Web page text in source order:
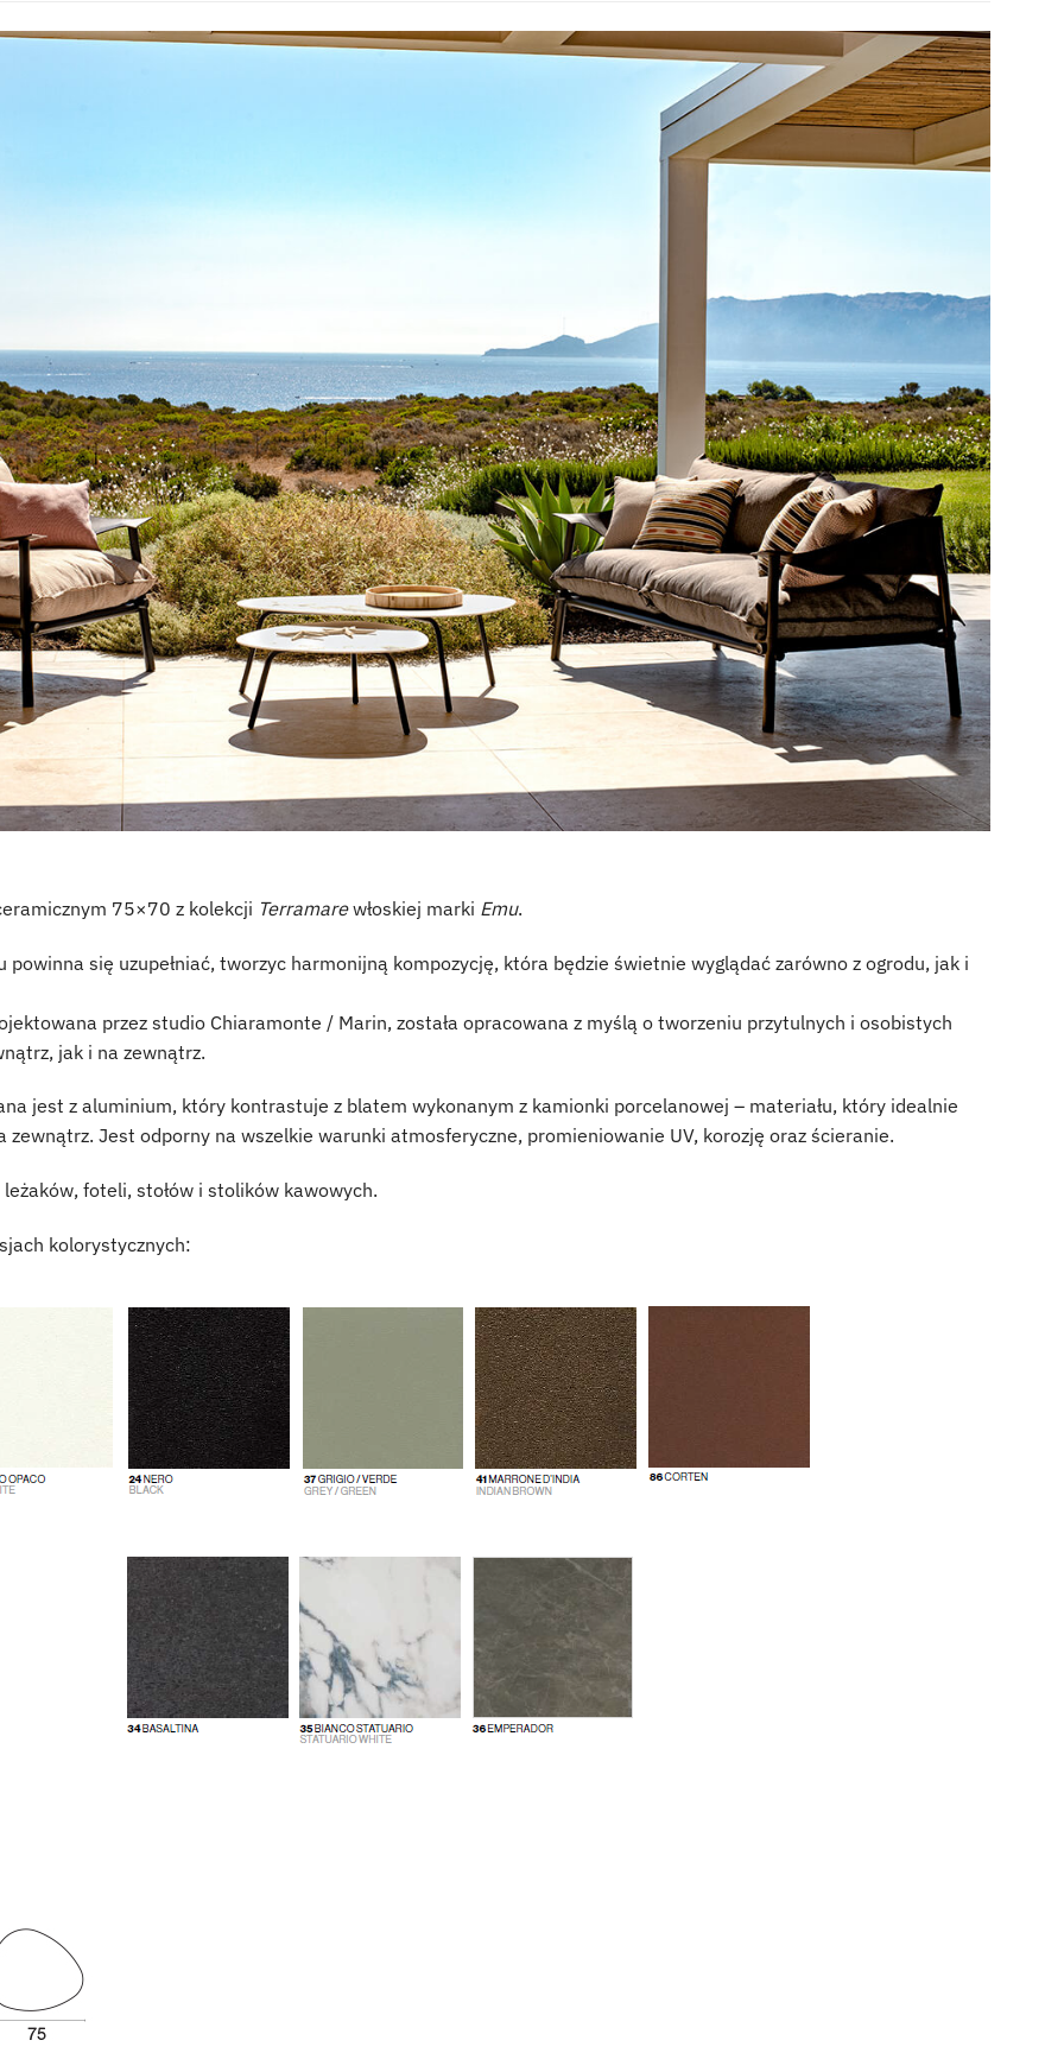
75×70 z kolekcji Terramarewłoskiej marki Emu.
powinna się uzupełniać, tworzyc harmonijną kompozycję, która będzie świetnie wyglądać zarówno z ogrodu, jak i
przez studio Chiaramonte / Marin, została opracowana z myślą o tworzeniu przytulnych i osobistych
jak i na zewnątrz.
jest z aluminium, który kontrastuje z blatem wykonanym z kamionki porcelanowej – materiału, który idealnie
zewnątrz. Jest odporny na wszelkie warunki atmosferyczne, promieniowanie UV, korozję oraz ścieranie.
leżaków, foteli, stołów i stolików kawowych.
kolorystycznych: